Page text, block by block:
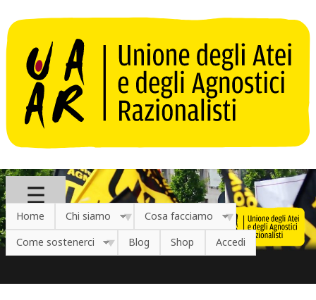
Home Chi siamo
Cosa facciamo
Come sostenerci
Blog Shop Accedi